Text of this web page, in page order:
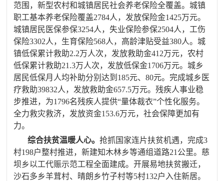
范围，新型农村和城镇居民社会养老保险全覆盖。城镇
职工基本养老保险覆盖2784人，发放保险金1425万元。
城镇居民医保参保3254人，失业保险参保2504人，工伤
保险3302人，生育保险568人， 高龄津贴受益380人。城
镇低保累计救助2.2万人次，发放救助金412万元，农村
低保累计救助21.3万人次，发放低保金1706万元。城乡
居民低保月人均补助分别达到 185元、80元。完成城乡医
疗救助39832人，发放救助金657.5万元。残疾人事业稳
步推进，为1796名残疾人提供“量体裁衣”个性化服务。
全力救灾救济，发放资金153.6万元，社会保障更加有
力。
综合扶贫温暖人心。抢抓国家连片扶贫机遇，完成3
村198户整村推进，新建知木林乡等通组道路21 公里。慈
坝乡以工代赈示范工程全面建成。开展易地扶贫搬迁，
沙石多乡羊茸村、晴朗乡竹子村等5村132户入住新居。